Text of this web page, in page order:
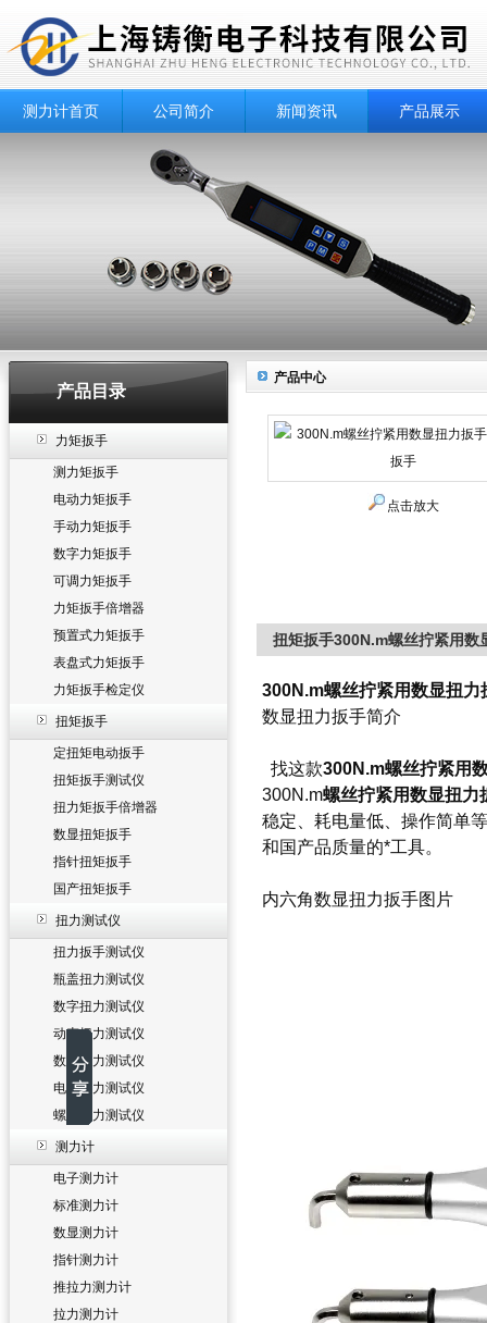
测力计首页 公司简介 新闻资讯 产品展示
产品目录
力矩扳手
测力矩扳手
电动力矩扳手
手动力矩扳手
数字力矩扳手
可调力矩扳手
力矩扳手倍增器
预置式力矩扳手
表盘式力矩扳手
力矩扳手检定仪
扭矩扳手
定扭矩电动扳手
扭矩扳手测试仪
扭力矩扳手倍增器
数显扭矩扳手
指针扭矩扳手
国产扭矩扳手
扭力测试仪
扭力扳手测试仪
瓶盖扭力测试仪
数字扭力测试仪
动态扭力测试仪
数显扭力测试仪
电批扭力测试仪
螺丝扭力测试仪
测力计
电子测力计
标准测力计
数显测力计
指针测力计
推拉力测力计
拉力测力计
产品中心
点击放大
扭矩扳手300N.m螺丝拧紧用数
300N.m螺丝拧紧用数显扭力
数显扭力扳手简介
找这款300N.m螺丝拧紧用
300N.m螺丝拧紧用数显扭力
稳定、耗电量低、操作简单
和国产品质量的*工具。
内六角数显扭力扳手图片